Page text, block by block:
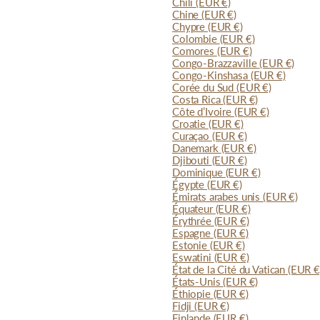
Chine(EUR €)
Chypre (EUR €)
Colombie (EUR €)
Comores (EUR €)
Congo-Brazzaville(EUR €)
Congo-Kinshasa (EUR €)
Corée du Sud(EUR €)
Costa Rica(EUR €)
Côte d’Ivoire (EUR €)
Croatie (EUR €)
Curaçao (EUR €)
Danemark (EUR €)
Djibouti (EUR €)
Dominique (EUR €)
Égypte (EUR €)
Émirats arabes unis (EUR €)
Équateur(EUR €)
Érythrée (EUR €)
Espagne (EUR €)
Estonie (EUR €)
Eswatini (EUR €)
État de la Cité du Vatican (EUR
États-Unis(EUR €)
Éthiopie (EUR €)
Fidji(EUR €)